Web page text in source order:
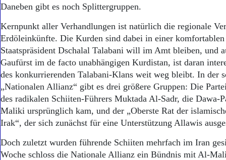
Daneben gibt es noch Splittergruppen.
Kernpunkt aller Verhandlungen ist natürlich die regionale
Erdöleinkünfte. Die Kurden sind dabei in einer komfortablen
Staatspräsident Dschalal Talabani will im Amt bleiben, und
Gaufürst im de facto unabhängigen Kurdistan, ist daran
des konkurrierenden Talabani-Klans weit weg bleibt. In der
„Nationalen Allianz“ gibt es drei größere Gruppen: Die
des radikalen Schiiten-Führers Muktada Al-Sadr, die Dawa-
Maliki ursprünglich kam, und der „Oberste Rat der
Irak“, der sich zunächst für eine Unterstützung Allawis
Doch zuletzt wurden führende Schiiten mehrfach im Iran
Woche schloss die Nationale Allianz ein Bündnis mit Al-